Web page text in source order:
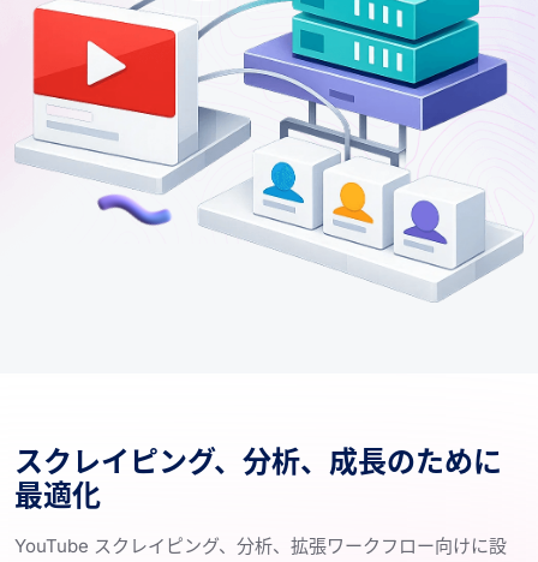
スクレイピング、分析、成長のために
最適化
YouTube スクレイピング、分析、拡張ワークフロー向けに設